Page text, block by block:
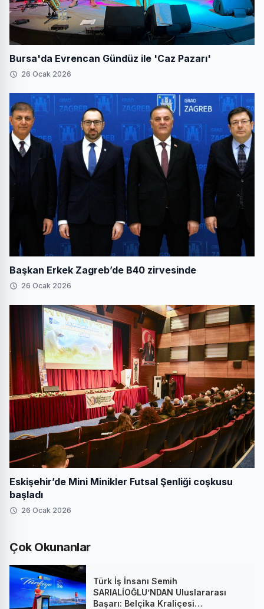
Bursa'da Evrencan Gündüz ile 'Caz Pazarı'
26 Ocak 2026
Başkan Erkek Zagreb’de B40 zirvesinde
26 Ocak 2026
Eskişehir’de Mini Minikler Futsal Şenliği coşkusu
başladı
26 Ocak 2026
Çok Okunanlar
Türk İş İnsanı Semih
SARIALİOĞLU’NDAN Uluslararası
Başarı: Belçika Kraliçesi